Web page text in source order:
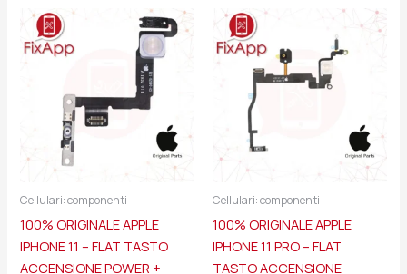
Cellulari: componenti
100% ORIGINALE APPLE
IPHONE 11 – FLAT TASTO
ACCENSIONE POWER +
Cellulari: componenti
100% ORIGINALE APPLE
IPHONE 11 PRO – FLAT
TASTO ACCENSIONE